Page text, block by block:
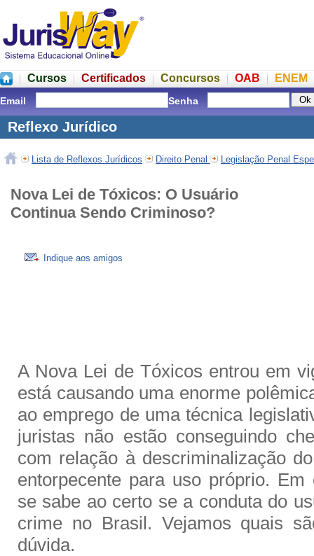
Cursos Certificados Concursos OAB ENEM
Email Senha
Reflexo Jurídico
Lista de Reflexos Jurídicos Direito Penal Legislação Penal
Nova Lei de Tóxicos: O Usuário
Continua Sendo Criminoso?
Indique aos amigos
A Nova Lei de Tóxicos entrou em
está causando uma enorme
ao emprego de uma técnica
juristas não estão conseguindo
com relação à descriminalização
entorpecente para uso próprio. Em
se sabe ao certo se a conduta do
crime no Brasil. Vejamos quais
dúvida.